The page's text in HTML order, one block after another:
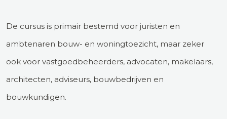
De cursus is primair bestemd voor juristen en
ambtenaren bouw- en woningtoezicht, maar zeker
ook voor vastgoedbeheerders, advocaten, makelaars,
architecten, adviseurs, bouwbedrijven en
bouwkundigen.